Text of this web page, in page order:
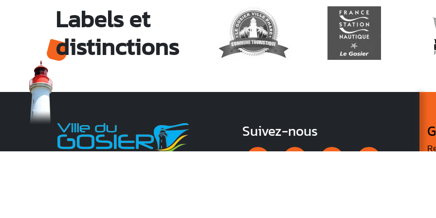
Labels et
distinctions
Suivez-nous